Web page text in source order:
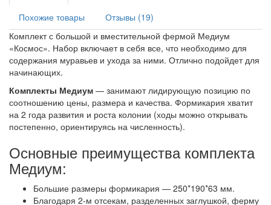
Похожие товары
Отзывы (19)
Комплект с большой и вместительной фермой Медиум
«Космос». Набор включает в себя все, что необходимо для
содержания муравьев и ухода за ними. Отлично подойдет для
начинающих.
Комплекты Медиум — занимают лидирующую позицию по
соотношению цены, размера и качества. Формикария хватит
на 2 года развития и роста колонии (ходы можно открывать
постепенно, ориентируясь на численность).
Основные преимущества комплекта
Медиум:
Большие размеры формикария — 250*190*63 мм.
Благодаря 2-м отсекам, разделенных заглушкой, ферму